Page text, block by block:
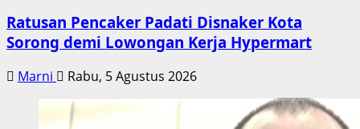
Ratusan Pencaker Padati Disnaker Kota
Sorong demi Lowongan Kerja Hypermart
Marni Rabu, 5 Agustus 2026